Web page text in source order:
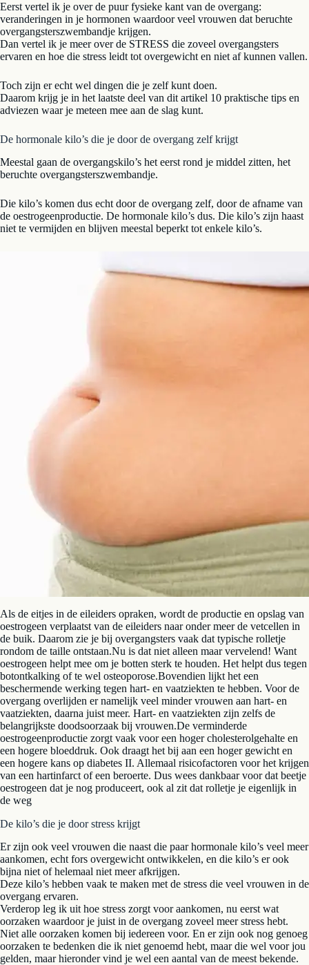
Eerst vertel ik je over de puur fysieke kant van de overgang:
veranderingen in je hormonen waardoor veel vrouwen dat beruchte
overgangsterszwembandje krijgen.
Dan vertel ik je meer over de STRESS die zoveel overgangsters
ervaren en hoe die stress leidt tot overgewicht en niet af kunnen vallen.
Toch zijn er echt wel dingen die je zelf kunt doen.
Daarom krijg je in het laatste deel van dit artikel 10 praktische tips en
adviezen waar je meteen mee aan de slag kunt.
De hormonale kilo’s die je door de overgang zelf krijgt
Meestal gaan de overgangskilo’s het eerst rond je middel zitten, het
beruchte overgangsterszwembandje.
Die kilo’s komen dus echt door de overgang zelf, door de afname van
de oestrogeenproductie. De hormonale kilo’s dus. Die kilo’s zijn haast
niet te vermijden en blijven meestal beperkt tot enkele kilo’s.
Als de eitjes in de eileiders opraken, wordt de productie en opslag van
oestrogeen verplaatst van de eileiders naar onder meer de vetcellen in
de buik. Daarom zie je bij overgangsters vaak dat typische rolletje
rondom de taille ontstaan.Nu is dat niet alleen maar vervelend! Want
oestrogeen helpt mee om je botten sterk te houden. Het helpt dus tegen
botontkalking of te wel osteoporose.Bovendien lijkt het een
beschermende werking tegen hart- en vaatziekten te hebben. Voor de
overgang overlijden er namelijk veel minder vrouwen aan hart- en
vaatziekten, daarna juist meer. Hart- en vaatziekten zijn zelfs de
belangrijkste doodsoorzaak bij vrouwen.De verminderde
oestrogeenproductie zorgt vaak voor een hoger cholesterolgehalte en
een hogere bloeddruk. Ook draagt het bij aan een hoger gewicht en
een hogere kans op diabetes II. Allemaal risicofactoren voor het krijgen
van een hartinfarct of een beroerte. Dus wees dankbaar voor dat beetje
oestrogeen dat je nog produceert, ook al zit dat rolletje je eigenlijk in
de weg
De kilo’s die je door stress krijgt
Er zijn ook veel vrouwen die naast die paar hormonale kilo’s veel meer
aankomen, echt fors overgewicht ontwikkelen, en die kilo’s er ook
bijna niet of helemaal niet meer afkrijgen.
Deze kilo’s hebben vaak te maken met de stress die veel vrouwen in de
overgang ervaren.
Verderop leg ik uit hoe stress zorgt voor aankomen, nu eerst wat
oorzaken waardoor je juist in de overgang zoveel meer stress hebt.
Niet alle oorzaken komen bij iedereen voor. En er zijn ook nog genoeg
oorzaken te bedenken die ik niet genoemd hebt, maar die wel voor jou
gelden, maar hieronder vind je wel een aantal van de meest bekende.